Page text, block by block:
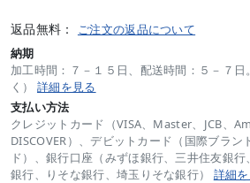
返品無料： ご注文の返品について
納期
加工時間：７－１５日、配送時間：５－７
く） 詳細を見る
支払い方法
クレジットカード（VISA、Master、JCB、
DISCOVER）、デビットカード（国際ブラ
ド）、銀行口座（みずほ銀行、三井住友銀行
銀行、りそな銀行、埼玉りそな銀行） 詳細